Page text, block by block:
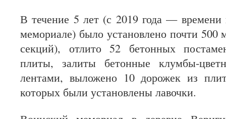
В течение 5 лет (с 2019 года — времени
мемориале) было установлено почти 500
секций), отлито 52 бетонных
плиты, залиты бетонные клумбы-
лентами, выложено 10 дорожек из
которых были установлены лавочки.